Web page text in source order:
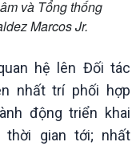
và Tổng thống
Marcos Jr.
hệ lên Đối tác
nhất trí phối hợp
động triển khai
thời gian tới; nhất